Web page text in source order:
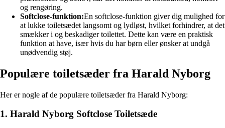
og rengøring.
Softclose-funktion:En softclose-funktion giver dig mulighed for
at lukke toiletsædet langsomt og lydløst, hvilket forhindrer, at det
smækker i og beskadiger toilettet. Dette kan være en praktisk
funktion at have, især hvis du har børn eller ønsker at undgå
unødvendig støj.
Populære toiletsæder fra Harald Nyborg
Her er nogle af de populære toiletsæder fra Harald Nyborg:
1. Harald Nyborg Softclose Toiletsæde